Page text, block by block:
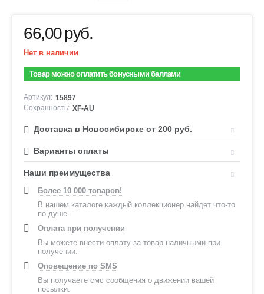
66,00руб.
Нет в наличии
Товар можно оплатить бонусными баллами
Артикул: 15897
Сохранность: XF-AU
Доставка в Новосибирске от 200 руб.
Варианты оплаты
Наши преимущества
Более 10 000 товаров!
В нашем каталоге каждый коллекционер найдет что-то
по душе.
Оплата при получении
Вы можете внести оплату за товар наличными при
получении.
Оповещение по SMS
Вы получаете смс сообщения о движении вашей
посылки.